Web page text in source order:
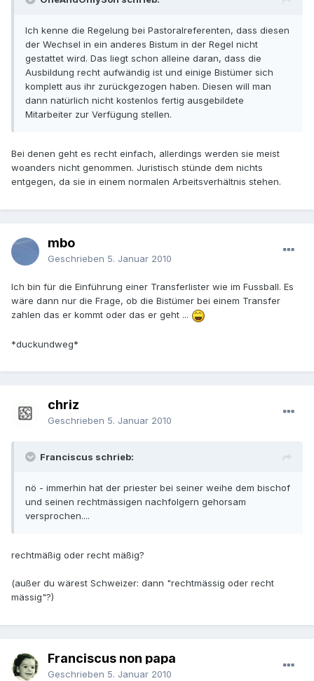
Ich kenne die Regelung bei Pastoralreferenten, dass diesen
der Wechsel in ein anderes Bistum in der Regel nicht
gestattet wird. Das liegt schon alleine daran, dass die
Ausbildung recht aufwändig ist und einige Bistümer sich
komplett aus ihr zurückgezogen haben. Diesen will man
dann natürlich nicht kostenlos fertig ausgebildete
Mitarbeiter zur Verfügung stellen.
Bei denen geht es recht einfach, allerdings werden sie meist
woanders nicht genommen. Juristisch stünde dem nichts
entgegen, da sie in einem normalen Arbeitsverhältnis stehen.
mbo
Geschrieben 5. Januar 2010
Ich bin für die Einführung einer Transferlister wie im Fussball. Es
wäre dann nur die Frage, ob die Bistümer bei einem Transfer
zahlen das er kommt oder das er geht ...
*duckundweg*
chriz
Geschrieben 5. Januar 2010
Franciscus schrieb:
nö - immerhin hat der priester bei seiner weihe dem bischof
und seinen rechtmässigen nachfolgern gehorsam
versprochen....
rechtmäßig oder recht mäßig?
(außer du wärest Schweizer: dann "rechtmässig oder recht
mässig"?)
Franciscus non papa
Geschrieben 5. Januar 2010